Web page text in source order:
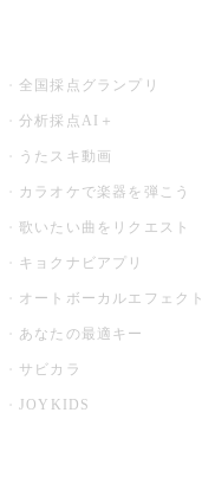
全国採点グランプリ
分析採点AI＋
うたスキ動画
カラオケで楽器を弾こう
歌いたい曲をリクエスト
キョクナビアプリ
オートボーカルエフェクト
あなたの最適キー
サビカラ
JOYKIDS